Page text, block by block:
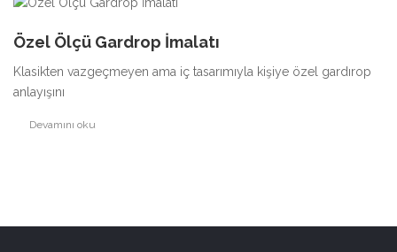
Özel Ölçü Gardrop İmalatı
Klasikten vazgeçmeyen ama iç tasarımıyla kişiye özel gardırop
anlayışını
Devamını oku